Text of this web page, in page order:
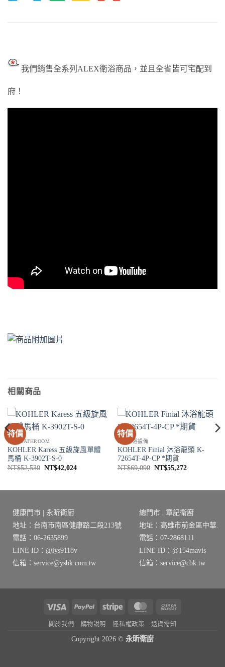
我們銷售全系列ALEX衛浴商品，並且全省皆可宅配到
府！
相關商品
特價
衛浴 BATHROOM
KOHLER Karess 五級旋風單體
馬桶 K-3902T-S-0
NT$52,530 原
NT$42,024目
特價
SPA淋浴設備
KOHLER Finial 沐浴龍頭 K-
72654T-4P-CP *期貨
NT$69,090 原
NT$55,272目
健康門市 | 永昕衛廚
地址：台南市南區健康路二段213號
電話：06-2635899
LINE ID：@lys9118v
信箱：service@ysbk.com.tw
總門市 | 章記衛廚
地址：高雄市前金區中華三
電話：07-2868111
LINE ID：@154mavis
信箱：service@cbk.tw
Visa PayPal Stripe MasterCard
關於我們 購物說明 隱私權政策 退貨需知
Copyright 2026 © 永昕衛廚